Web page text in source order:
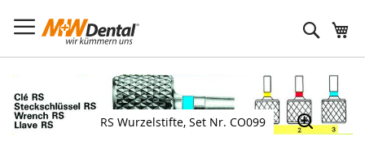
Suche
Zum
Ende
der
Bildergalerie
RS Wurzelstifte, Set Nr. CO099